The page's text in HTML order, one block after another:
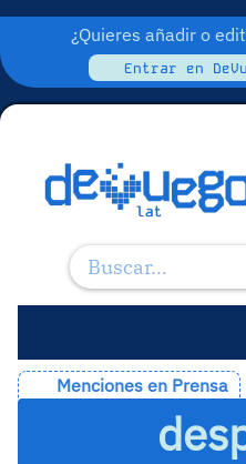
¿Quieres añadir o
Entrar en
Menciones en Prensa